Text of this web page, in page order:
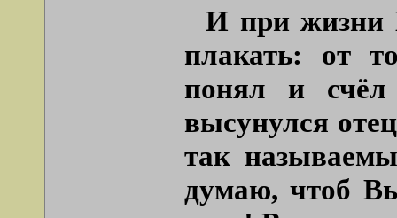
И при жизни
плакать: от
понял и
высунулся
так
думаю, чтоб